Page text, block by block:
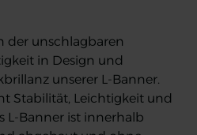
der unschlagbaren
in Design und
unserer L-Banner.
Stabilität, Leichtigkeit und
L-Banner ist innerhalb